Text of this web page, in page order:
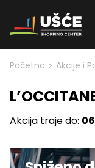
Skip to content
Početna > Akcije i
Akcija traje do: